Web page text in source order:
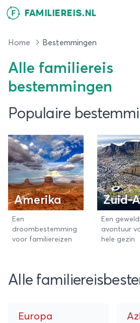
F FAMILIEREIS.NL
Home Bestemmingen
Alle familiereis
bestemmingen
Populaire
Amerika
Een
droombestemming
voor familiereizen
Zuid-
Een
avontuur
hele gezin
Alle
Europa